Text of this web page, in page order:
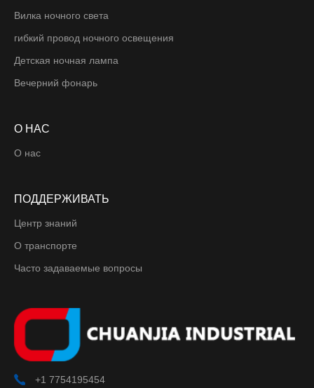
Вилка ночного света
гибкий провод ночного освещения
Детская ночная лампа
Вечерний фонарь
О НАС
О нас
ПОДДЕРЖИВАТЬ
Центр знаний
О транспорте
Часто задаваемые вопросы
+1 7754195454